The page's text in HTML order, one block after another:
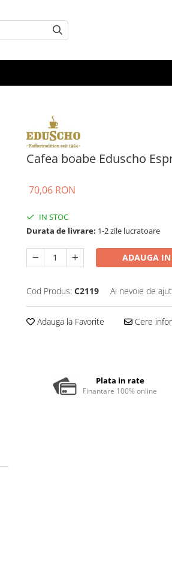
Cafea boabe Eduscho
70,06 RON
IN STOC
Durata de livrare: 1-2 zile lucratoare
ADAUGA IN
Cod Produs: C2119 Ai nevoie de
Adauga la Favorite Cere
Plata in rate
Finantare 100% online